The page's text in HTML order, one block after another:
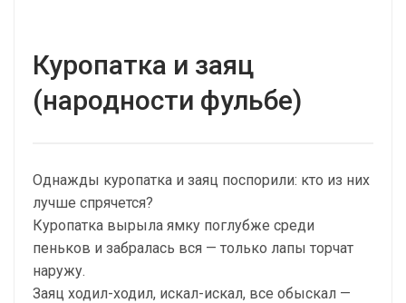
Куропатка и заяц
(народности фульбе)
Однажды куропатка и заяц поспорили: кто из них
лучше спрячется?
Куропатка вырыла ямку поглубже среди
пеньков и забралась вся — только лапы торчат
наружу.
Заяц ходил-ходил, искал-искал, все обыскал —